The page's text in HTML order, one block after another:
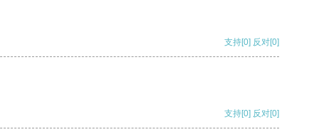
支持[0] 反对[0]
支持[0] 反对[0]